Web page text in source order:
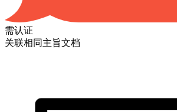
需认证
关联相同主旨文档